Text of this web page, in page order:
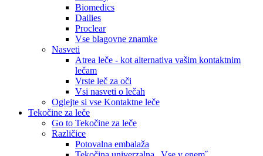
Biomedics
Dailies
Proclear
Vse blagovne znamke
Nasveti
Atrea leče - kot alternativa vašim kontaktnim
lečam
Vrste leč za oči
Vsi nasveti o lečah
Oglejte si vse Kontaktne leče
Tekočine za leče
Go to Tekočine za leče
Različice
Potovalna embalaža